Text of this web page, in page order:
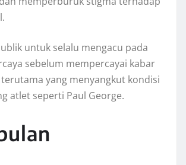
untuk selalu mengacu pada
sebelum mempercayai kabar
yang menyangkut kondisi
atlet seperti Paul George.